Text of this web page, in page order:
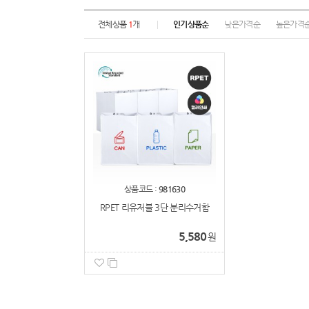
전체상품 1개 인기상품순 낮은가격순 높은가격
상품코드 : 981630
RPET 리유저블 3단 분리수거함
5,580원